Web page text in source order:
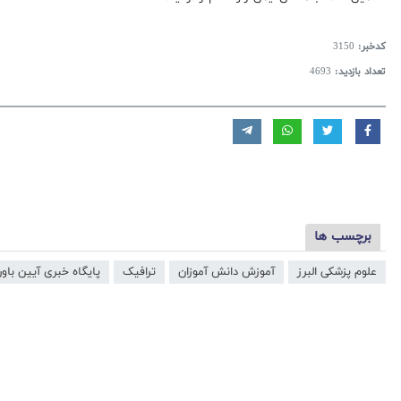
کدخبر: 3150
تعداد بازدید: 4693
برچسب ها
علوم پزشکی البرز آموزش دانش آموزان ترافیک پایگاه خبری آیین باور